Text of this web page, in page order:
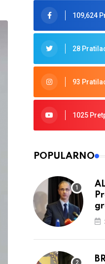
109,624
28
93
1025
POPULARNO